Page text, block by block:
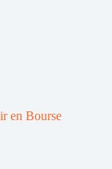
en Bourse